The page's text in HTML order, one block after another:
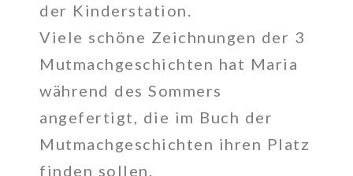
der Kinderstation.
Viele schöne Zeichnungen der 3
Mutmachgeschichten hat Maria
während des Sommers
angefertigt, die im Buch der
Mutmachgeschichten ihren Platz
finden sollen.